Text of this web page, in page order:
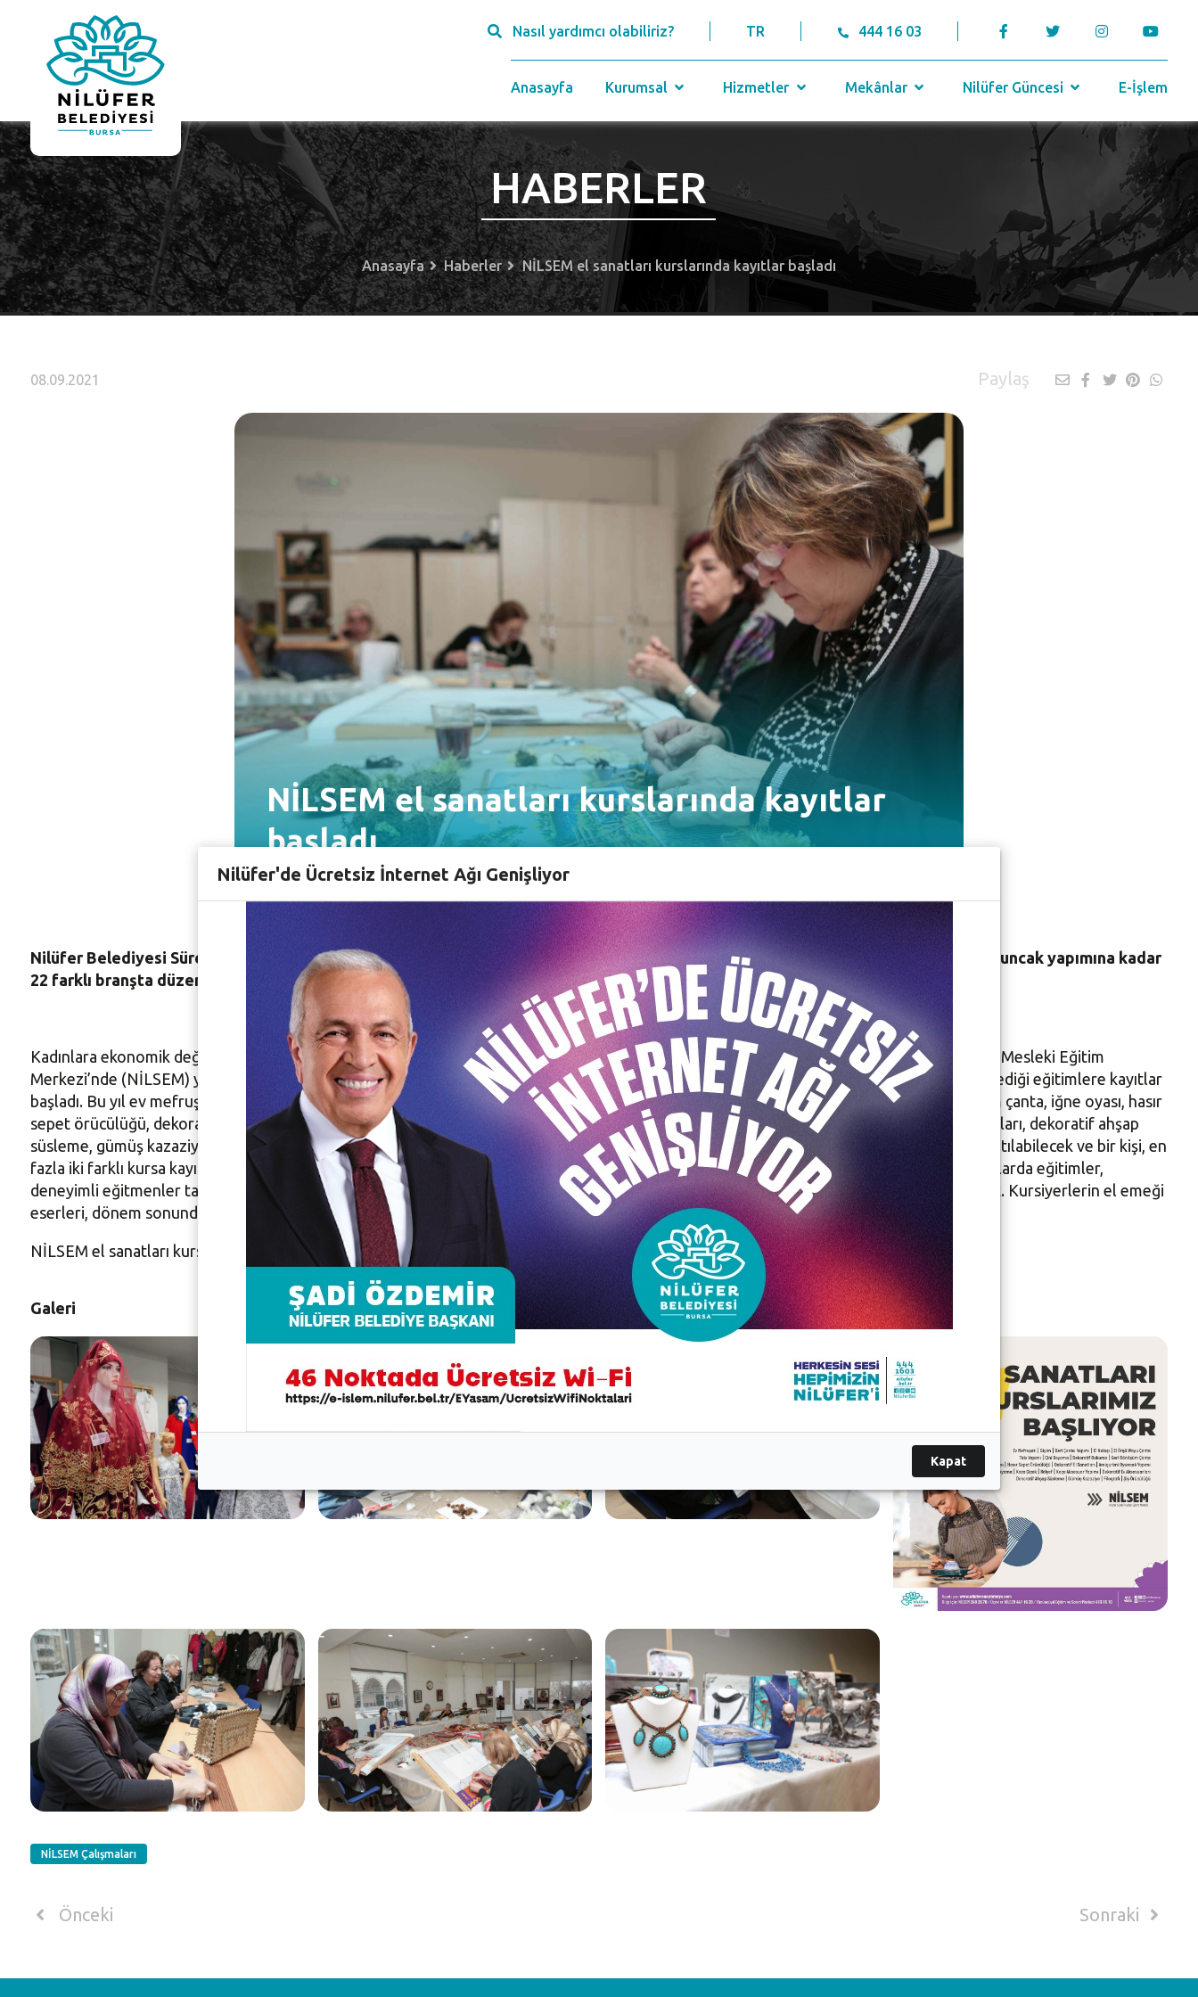
Nasıl yardımcı olabiliriz? TR 444 16 03
Anasayfa Kurumsal Hizmetler Mekânlar Nilüfer Güncesi E-İşlem
HABERLER
Anasayfa Haberler NİLSEM el sanatları kurslarında kayıtlar başladı
08.09.2021 Paylaş
NİLSEM el sanatları kurslarında kayıtlar
başladı
Nilüfer Belediyesi Sürekli Mesleki Eğitim Merkezi’nin (NİLSEM) giyimden dekoratif el sanatlarına, ahşap süslemeden amigurimi oyuncak yapımına kadar
22 farklı branşta düzenleyeceği eğitimlere kayıtlar başladı.
Kadınlara ekonomik değere dönüştürebileceği beceriler kazandırmayı ve nitelikli istihdamı artırmayı hedefleyen Nilüfer Belediyesi Sürekli Mesleki Eğitim
Merkezi’nde (NİLSEM) yeni dönem başlıyor. Nilüfer Belediyesi’nin, Nilüfer Halk Eğitim Merkezi iş birliğiyle 22 ayrı branşta ücretsiz düzenlediği eğitimlere kayıtlar
başladı. Bu yıl ev mefruşatı, giyim, deri çanta yapımı, el nakışı, el örgü wayu çanta, takı yapımı, çini boyama, dekoratif dokuma, geri dönüşüm çanta, iğne oyası, hasır
sepet örücülüğü, dekoratif el sanatları, amigurimi oyuncak yapımı, kırkyama, koza çiçek, rölyef, keçe aksesuar yapımı, dekoratif ev aksesuarları, dekoratif ahşap
süsleme, gümüş kazaziye, filografi, şiş örücülüğü branşlarında düzenlenecek olan kursların her birine pandemi nedeniyle en fazla 12 kişi katılabilecek ve bir kişi, en
fazla iki farklı kursa kayıt yaptırabilecek. NİLSEM’in Fethiye, Üçevler ve Yüzüncüyıl merkezlerinde Ekim ayında gerçekleştirilecek olan kurslarda eğitimler,
deneyimli eğitmenler tarafından verilecek. Hafta içi her gün ve cumartesi günü yapılacak olan kurslar, 2022 yılı Haziran ayına kadar sürecek. Kursiyerlerin el emeği
eserleri, dönem sonunda düzenlenecek sergide beğeniye sunulacak.
NİLSEM el sanatları kurslarına katılmak isteyenler,https://www.nilufersanatatolye.com/ adresinden başvuru yapabiliyor.
Galeri
NİLSEM Çalışmaları
Önceki Sonraki
Nilüfer'de Ücretsiz İnternet Ağı Genişliyor
Kapat